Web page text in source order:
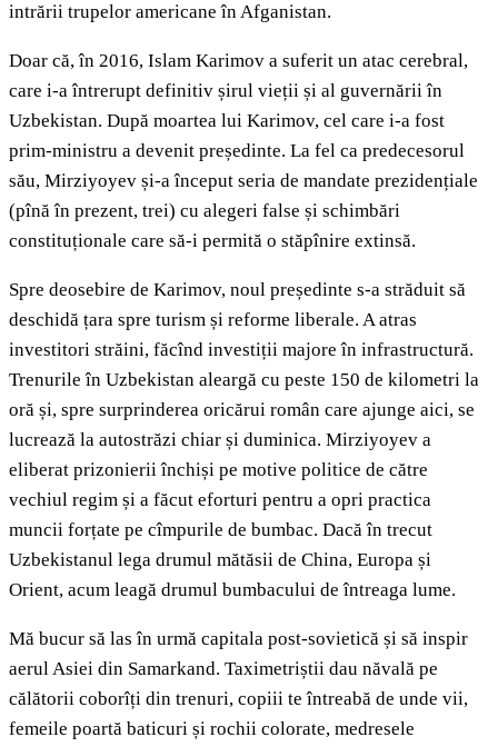
intrării trupelor americane în Afganistan.
Doar că, în 2016, Islam Karimov a suferit un atac cerebral,
care i-a întrerupt definitiv șirul vieții și al guvernării în
Uzbekistan. După moartea lui Karimov, cel care i-a fost
prim-ministru a devenit președinte. La fel ca predecesorul
său, Mirziyoyev și-a început seria de mandate prezidențiale
(pînă în prezent, trei) cu alegeri false și schimbări
constituționale care să-i permită o stăpînire extinsă.
Spre deosebire de Karimov, noul președinte s-a străduit să
deschidă țara spre turism și reforme liberale. A atras
investitori străini, făcînd investiții majore în infrastructură.
Trenurile în Uzbekistan aleargă cu peste 150 de kilometri la
oră și, spre surprinderea oricărui român care ajunge aici, se
lucrează la autostrăzi chiar și duminica. Mirziyoyev a
eliberat prizonierii închiși pe motive politice de către
vechiul regim și a făcut eforturi pentru a opri practica
muncii forțate pe cîmpurile de bumbac. Dacă în trecut
Uzbekistanul lega drumul mătăsii de China, Europa și
Orient, acum leagă drumul bumbacului de întreaga lume.
Mă bucur să las în urmă capitala post-sovietică și să inspir
aerul Asiei din Samarkand. Taximetriștii dau năvală pe
călătorii coborîți din trenuri, copiii te întreabă de unde vii,
femeile poartă baticuri și rochii colorate, medresele